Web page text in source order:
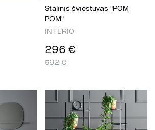
Stalinis šviestuvas "POM
POM"
INTERIO
296 €
592 €